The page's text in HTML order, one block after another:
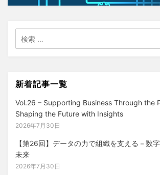
索:
新着記事一覧
Vol.26 – Supporting Business Through the
Shaping the Future with Insights
2026年7月30日
【第26回】データの力で組織を支える－数
未来
2026年7月30日